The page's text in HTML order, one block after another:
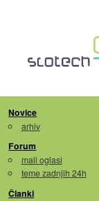
Novice
arhiv
Forum
mali oglasi
teme zadnjih 24h
Članki